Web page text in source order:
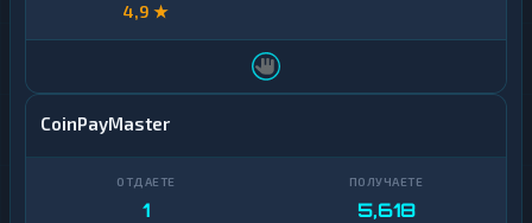
4,9 ★
CoinPayMaster
1 5,618